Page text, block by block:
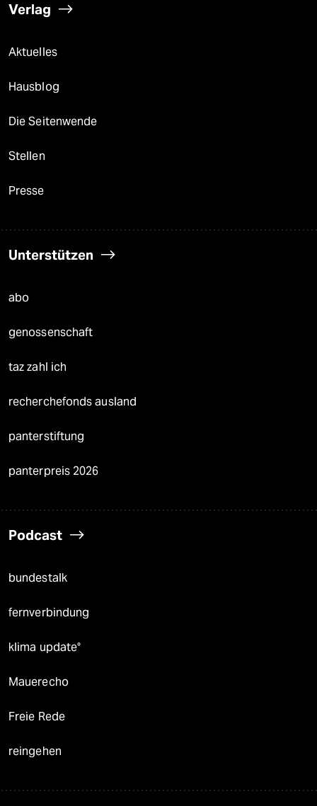
Verlag
Aktuelles
Hausblog
Die Seitenwende
Stellen
Presse
Unterstützen
abo
genossenschaft
taz zahl ich
recherchefonds ausland
panterstiftung
panterpreis 2026
Podcast
bundestalk
fernverbindung
klima update°
Mauerecho
Freie Rede
reingehen